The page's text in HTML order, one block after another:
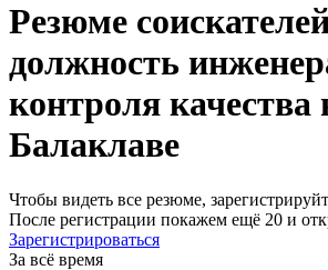
Резюме
должность
контроля качества
Балаклаве
Чтобы видеть все резюме,
После регистрации покажем ещё 20 и
Зарегистрироваться
За всё время